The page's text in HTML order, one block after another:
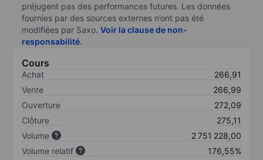
préjugent pas des performances futures. Les données
fournies par des sources externes n’ont pas été
modifiées par Saxo. Voir la clause de non-
responsabilité.
Cours
Achat
266,91
Vente
266,99
Ouverture
272,09
Clôture
275,11
Volume
2 751 228,00
Volume relatif
176,55%